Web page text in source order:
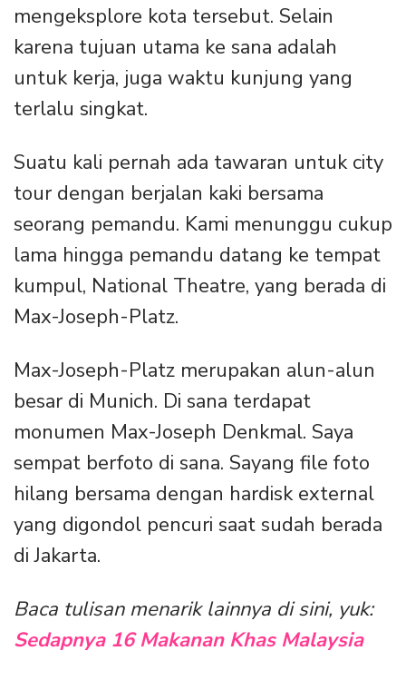
mengeksplore kota tersebut. Selain
karena tujuan utama ke sana adalah
untuk kerja, juga waktu kunjung yang
terlalu singkat.
Suatu kali pernah ada tawaran untuk city
tour dengan berjalan kaki bersama
seorang pemandu. Kami menunggu cukup
lama hingga pemandu datang ke tempat
kumpul, National Theatre, yang berada di
Max-Joseph-Platz.
Max-Joseph-Platz merupakan alun-alun
besar di Munich. Di sana terdapat
monumen Max-Joseph Denkmal. Saya
sempat berfoto di sana. Sayang file foto
hilang bersama dengan hardisk external
yang digondol pencuri saat sudah berada
di Jakarta.
Baca tulisan menarik lainnya di sini, yuk:
Sedapnya 16 Makanan Khas Malaysia